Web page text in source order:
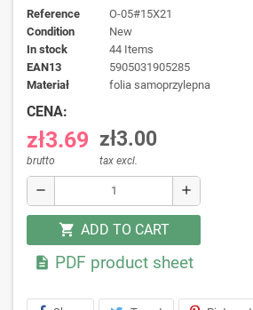
Reference
O-05#15X21
Condition
New
In stock
44 Items
EAN13
5905031905285
materiał
folia samoprzylepna
CENA:
zł3.69
brutto
zł3.00
tax excl.
remove add
shopping_cart ADD TO CART
 PDF product sheet